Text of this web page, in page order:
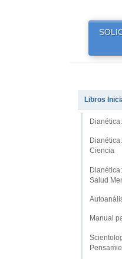
Libros
Ciencia
Salud
Manual